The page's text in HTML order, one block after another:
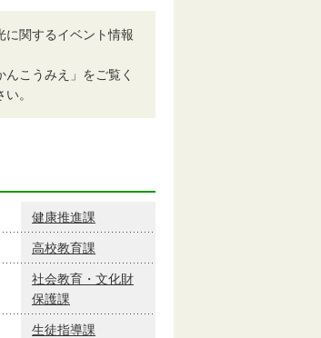
に関するイベント情報
んこうみえ」をご覧く
い。
健康推進課
高校教育課
社会教育・文化財
保護課
生徒指導課